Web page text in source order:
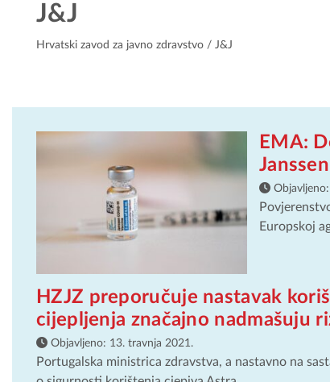
J&J
Hrvatski zavod za javno zdravstvo / J&J
EMA:
Objavljeno:
Europskoj
HZJZ preporučuje nastavak
cijepljenja značajno nadmašuju
Objavljeno: 13. travnja 2021.
Portugalska ministrica zdravstva, a nastavno na